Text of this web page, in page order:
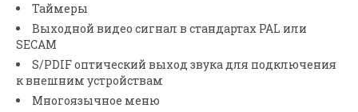
Таймеры
Выходной видео сигнал в стандартах PAL или
SECAM
S/PDIF оптический выход звука для подключения
к внешним устройствам
Многоязычное меню